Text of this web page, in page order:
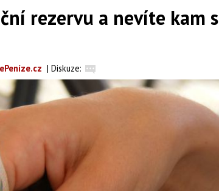
rezervu a nevíte kam s
| Diskuze: